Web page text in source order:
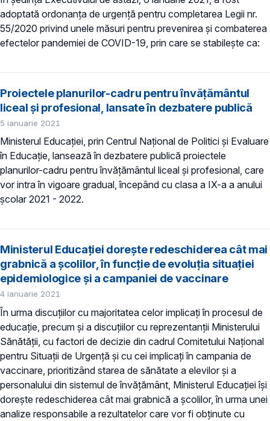
adoptată ordonanța de urgență pentru completarea Legii nr.
55/2020 privind unele măsuri pentru prevenirea şi combaterea
efectelor pandemiei de COVID-19, prin care se stabilește ca:
Proiectele planurilor-cadru pentru învățământul
liceal și profesional, lansate în dezbatere publică
5 ianuarie 2021
Ministerul Educației, prin Centrul Național de Politici și Evaluare
în Educație, lansează în dezbatere publică proiectele
planurilor-cadru pentru învățământul liceal și profesional, care
vor intra în vigoare gradual, începând cu clasa a IX-a a anului
școlar 2021 - 2022.
Ministerul Educației dorește redeschiderea cât mai
grabnică a școlilor, în funcție de evoluția situației
epidemiologice și a campaniei de vaccinare
4 ianuarie 2021
În urma discuţiilor cu majoritatea celor implicaţi în procesul de
educaţie, precum şi a discuţiilor cu reprezentanţii Ministerului
Sănătăţii, cu factori de decizie din cadrul Comitetului Naţional
pentru Situaţii de Urgenţă şi cu cei implicați în campania de
vaccinare, prioritizând starea de sănătate a elevilor și a
personalului din sistemul de învățământ, Ministerul Educației își
dorește redeschiderea cât mai grabnică a școlilor, în urma unei
analize responsabile a rezultatelor care vor fi obținute cu